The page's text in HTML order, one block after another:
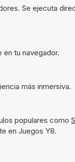
Se ejecuta
en tu navegador.
más inmersiva.
populares como
en Juegos Y8.